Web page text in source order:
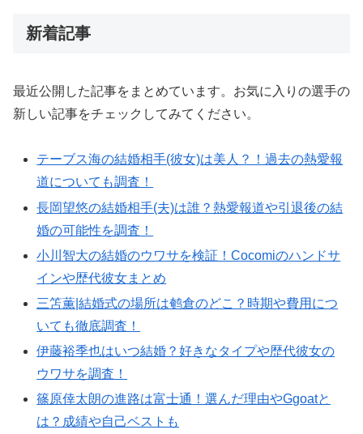
新着記事
最近公開した記事をまとめています。お気に入りの選手の
新しい記事をチェックしてみてください。
テーブス海の結婚相手(彼女)は美人？！過去の熱愛報
道についても調査！
長岡望悠の結婚相手(夫)は誰？熱愛報道や引退後の結
婚の可能性を調査！
小川智大の結婚のウワサを検証！Cocomiのハンドサ
インや歴代彼女まとめ
三笘薫|結婚式の場所は鹌倉のどこ？時期や費用につ
いても徹底調査！
伊藤裕季也はいつ結婚？好きなタイプや歴代彼女の
ウワサを調査！
篠原倖太朗の進路は富士通！選んだ理由やGgoatと
は？成績や自己ベストも